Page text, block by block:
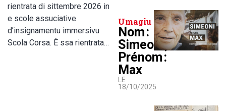
rientrata di sittembre 2026 in
e scole assuciative
d’insignamentu immersivu
Scola Corsa. È ssa rientrata…
Umagiu
Nom :
Simeoni,
Prénom :
Max
LE
18/10/2025